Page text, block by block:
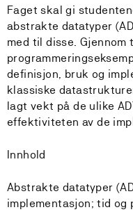
Faget skal gi
abstrakte datatyper
med til disse.
definisjon, bruk og
klassiske
lagt vekt på de ulike
effektiviteten av de
Innhold
Abstrakte datatyper
implementasjon; tid